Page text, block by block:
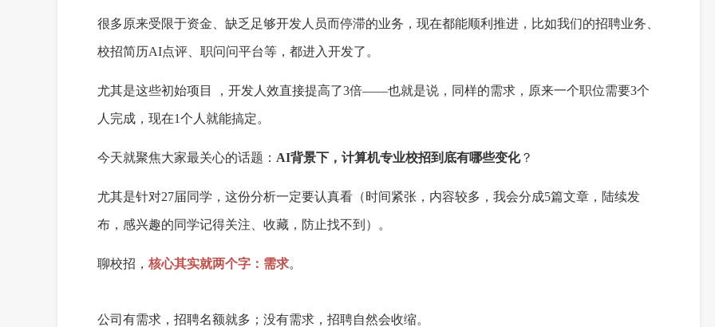
很多原来受限于资金、缺乏足够开发人员而停滞的业务，现在都能顺利推进，比如我们的招聘业务、
校招简历AI点评、职问问平台等，都进入开发了。
尤其是这些初始项目 ，开发人效直接提高了3倍——也就是说，同样的需求，原来一个职位需要3个
人完成，现在1个人就能搞定。
今天就聚焦大家最关心的话题： AI背景下，计算机专业校招到底有哪些变化？
尤其是针对27届同学，这份分析一定要认真看（时间紧张，内容较多，我会分成5篇文章，陆续发
布，感兴趣的同学记得关注、收藏，防止找不到）。
聊校招， 核心其实就两个字：需求。
公司有需求，招聘名额就多；没有需求，招聘自然会收缩。